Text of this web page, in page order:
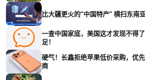
比大疆更火的“中国特产” 横扫东南
一查中国家底，美国这才发现不得
足！
硬气！长鑫拒绝苹果低价采购，优
商